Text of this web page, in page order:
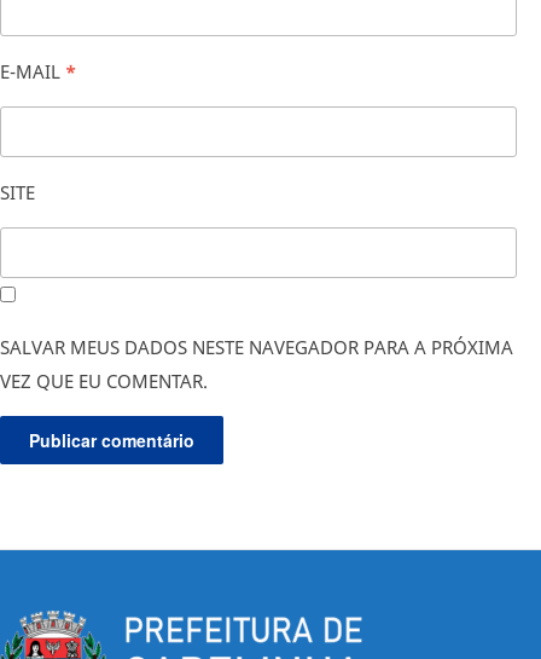
E-MAIL *
SITE
SALVAR MEUS DADOS NESTE NAVEGADOR PARA A PRÓXIMA
VEZ QUE EU COMENTAR.